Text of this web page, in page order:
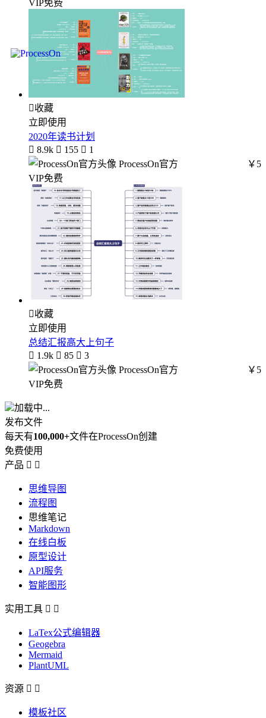
VIP免费
收藏
立即使用
2020年读书计划
 8.9k  155  1
ProcessOn官方
￥5
VIP免费
收藏
立即使用
总结汇报高大上句子
 1.9k  85  3
ProcessOn官方
￥5
VIP免费
加载中...
发布文件
每天有100,000+文件在ProcessOn创建
免费使用
产品  
思维导图
流程图
思维笔记
Markdown
在线白板
原型设计
API服务
智能图形
实用工具  
LaTex公式编辑器
Geogebra
Mermaid
PlantUML
资源  
模板社区